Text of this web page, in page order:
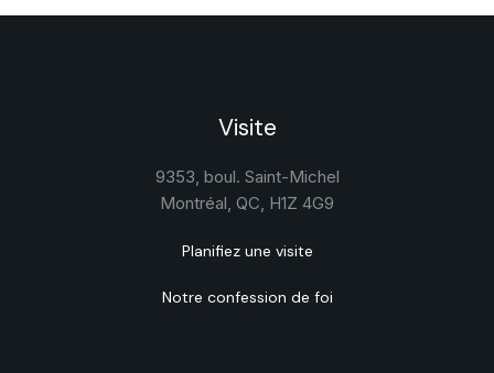
Visite
9353, boul. Saint-Michel
Montréal, QC, H1Z 4G9
Planifiez une visite
Notre confession de foi